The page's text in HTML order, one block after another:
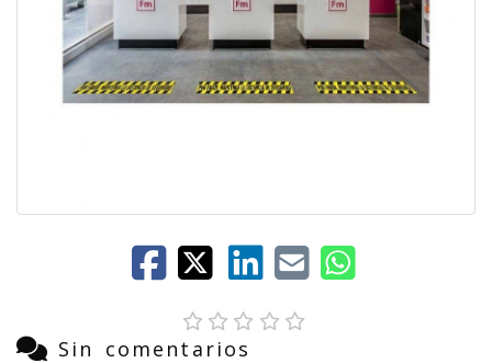
Sin comentarios